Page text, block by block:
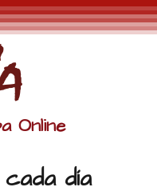
Online
día